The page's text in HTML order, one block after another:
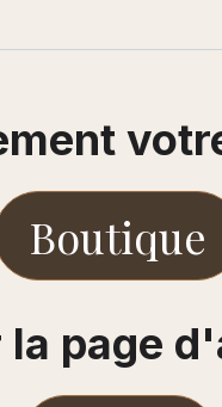
Boutique
la page